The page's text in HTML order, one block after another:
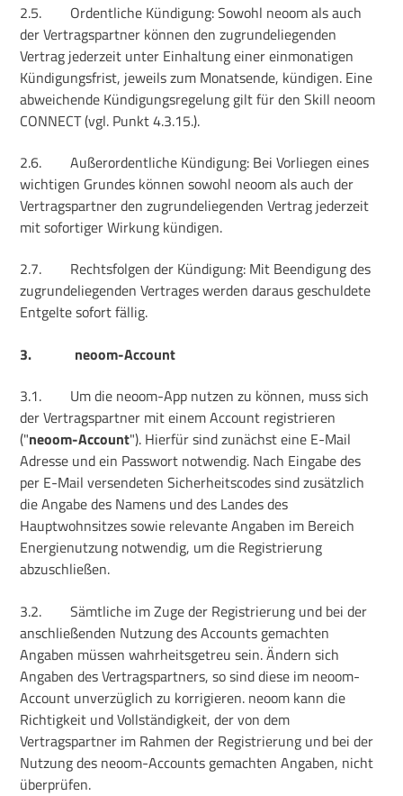
2.5.
Ordentliche Kündigung: Sowohl neoom als auch
der Vertragspartner können den zugrundeliegenden
Vertrag jederzeit unter Einhaltung einer einmonatigen
Kündigungsfrist, jeweils zum Monatsende, kündigen. Eine
abweichende Kündigungsregelung gilt für den Skill neoom
CONNECT (vgl. Punkt 4.3.15.).
2.6.
Außerordentliche Kündigung: Bei Vorliegen eines
wichtigen Grundes können sowohl neoom als auch der
Vertragspartner den zugrundeliegenden Vertrag jederzeit
mit sofortiger Wirkung kündigen.
2.7.
Rechtsfolgen der Kündigung: Mit Beendigung des
zugrundeliegenden Vertrages werden daraus geschuldete
Entgelte sofort fällig.
3.
neoom-Account
3.1.
Um die neoom-App nutzen zu können, muss sich
der Vertragspartner mit einem Account registrieren
("neoom-Account"). Hierfür sind zunächst eine E-Mail
Adresse und ein Passwort notwendig. Nach Eingabe des
per E-Mail versendeten Sicherheitscodes sind zusätzlich
die Angabe des Namens und des Landes des
Hauptwohnsitzes sowie relevante Angaben im Bereich
Energienutzung notwendig, um die Registrierung
abzuschließen.
3.2.
Sämtliche im Zuge der Registrierung und bei der
anschließenden Nutzung des Accounts gemachten
Angaben müssen wahrheitsgetreu sein. Ändern sich
Angaben des Vertragspartners, so sind diese im neoom-
Account unverzüglich zu korrigieren. neoom kann die
Richtigkeit und Vollständigkeit, der von dem
Vertragspartner im Rahmen der Registrierung und bei der
Nutzung des neoom-Accounts gemachten Angaben, nicht
überprüfen.